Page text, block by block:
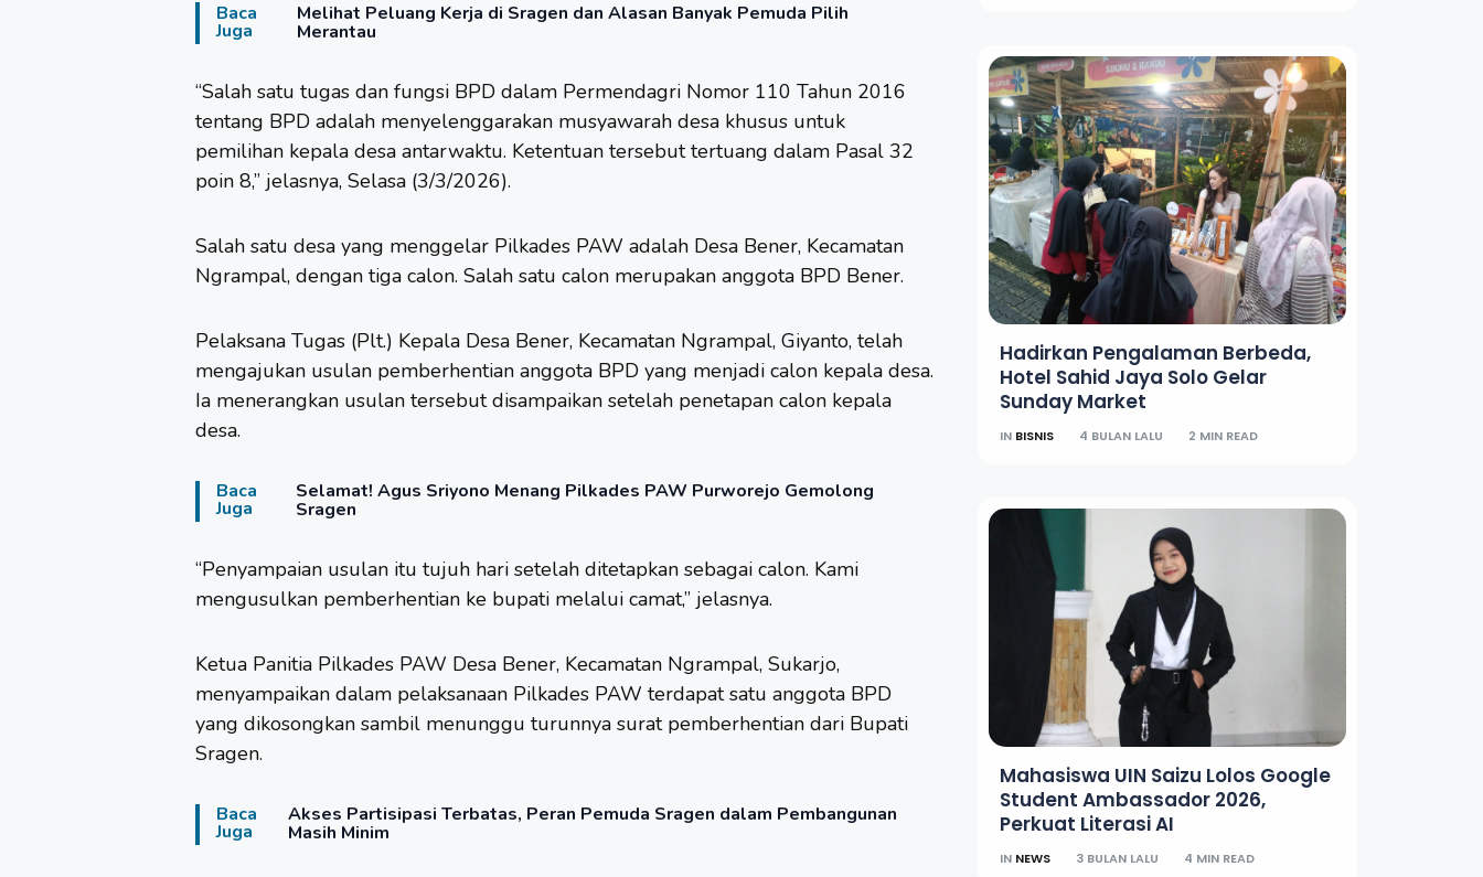
Baca
Juga
Melihat Peluang Kerja di Sragen dan Alasan Banyak Pemuda Pilih
Merantau
“Salah satu tugas dan fungsi BPD dalam Permendagri Nomor 110 Tahun 2016
tentang BPD adalah menyelenggarakan musyawarah desa khusus untuk
pemilihan kepala desa antarwaktu. Ketentuan tersebut tertuang dalam Pasal 32
poin 8,” jelasnya, Selasa (3/3/2026).
Salah satu desa yang menggelar Pilkades PAW adalah Desa Bener, Kecamatan
Ngrampal, dengan tiga calon. Salah satu calon merupakan anggota BPD Bener.
Pelaksana Tugas (Plt.) Kepala Desa Bener, Kecamatan Ngrampal, Giyanto, telah
mengajukan usulan pemberhentian anggota BPD yang menjadi calon kepala desa.
Ia menerangkan usulan tersebut disampaikan setelah penetapan calon kepala
desa.
Baca
Juga
Selamat! Agus Sriyono Menang Pilkades PAW Purworejo Gemolong
Sragen
“Penyampaian usulan itu tujuh hari setelah ditetapkan sebagai calon. Kami
mengusulkan pemberhentian ke bupati melalui camat,” jelasnya.
Ketua Panitia Pilkades PAW Desa Bener, Kecamatan Ngrampal, Sukarjo,
menyampaikan dalam pelaksanaan Pilkades PAW terdapat satu anggota BPD
yang dikosongkan sambil menunggu turunnya surat pemberhentian dari Bupati
Sragen.
Baca
Juga
Akses Partisipasi Terbatas, Peran Pemuda Sragen dalam Pembangunan
Masih Minim
Hadirkan Pengalaman Berbeda,
Hotel Sahid Jaya Solo Gelar
Sunday Market
IN BISNIS 4 BULAN LALU 2 MIN READ
Mahasiswa UIN Saizu Lolos Google
Student Ambassador 2026,
Perkuat Literasi AI
IN NEWS 3 BULAN LALU 4 MIN READ